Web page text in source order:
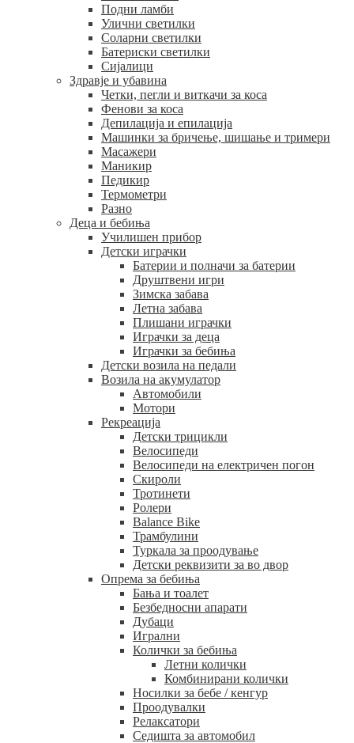
Подни ламби
Улични светилки
Соларни светилки
Батериски светилки
Сијалици
Здравје и убавина
Четки, пегли и виткачи за коса
Фенови за коса
Депилација и епилација
Машинки за бричење, шишање и тримери
Масажери
Маникир
Педикир
Термометри
Разно
Деца и бебиња
Училишен прибор
Детски играчки
Батерии и полначи за батерии
Друштвени игри
Зимска забава
Летна забава
Плишани играчки
Играчки за деца
Играчки за бебиња
Детски возила на педали
Возила на акумулатор
Автомобили
Мотори
Рекреација
Детски трицикли
Велосипеди
Велосипеди на електричен погон
Скироли
Тротинети
Ролери
Balance Bike
Трамбулини
Туркала за проодување
Детски реквизити за во двор
Опрема за бебиња
Бања и тоалет
Безбедносни апарати
Дубаци
Игрални
Колички за бебиња
Летни колички
Комбинирани колички
Носилки за бебе / кенгур
Проодувалки
Релаксатори
Седишта за автомобил